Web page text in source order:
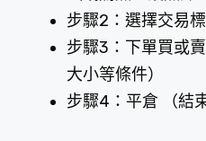
步驟2：選擇交易標
步驟3：下單買或
大小等條件）
步驟4：平倉 （結